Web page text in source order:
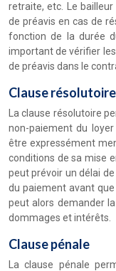
retraite, etc. Le
de préavis en cas de
fonction de la durée
important de vérifier
de préavis dans le
Clause résolutoire
La clause résolutoire
non-paiement du
être expressément
conditions de sa mise
peut prévoir un délai
du paiement avant
peut alors demander
dommages et intérêts.
Clause pénale
La clause pénale